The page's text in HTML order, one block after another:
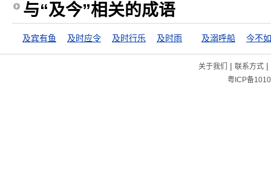
与“及今”相关的成语
及宾有鱼 及时应令 及时行乐 及时雨 及溺呼船 今不
关于我们 | 联系方式|
粤ICP备